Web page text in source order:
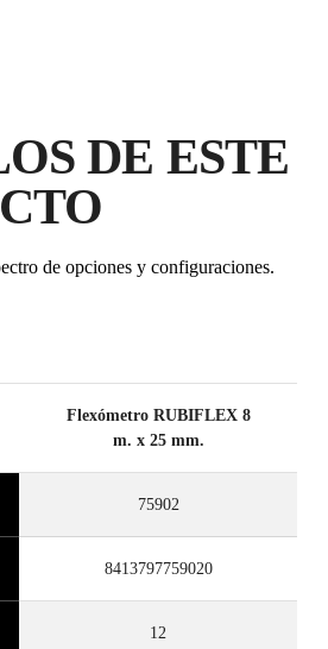
GRATUITA
EN PRODUCTOS
DE ESTE
de opciones y configuraciones.
Flexómetro RUBIFLEX 8
m. x 25 mm.
75902
8413797759020
12